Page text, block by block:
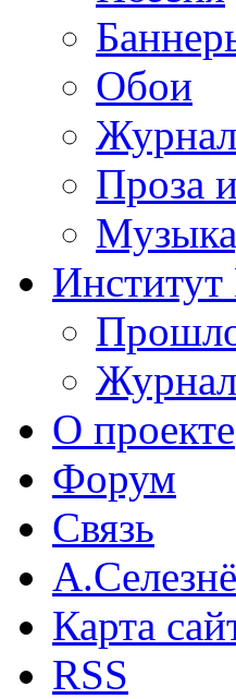
Обои
Проза
О проекте
Форум
Связь
Карта
RSS